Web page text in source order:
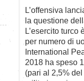
L’offensiva
la questione
L’esercito turco
per numero di
International
2018 ha speso
(pari al 2,5%